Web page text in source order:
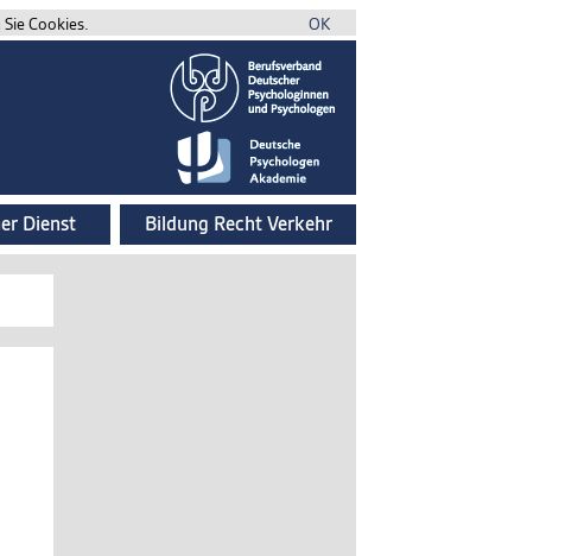
Cookies. OK
Dienst Bildung Recht Verkehr